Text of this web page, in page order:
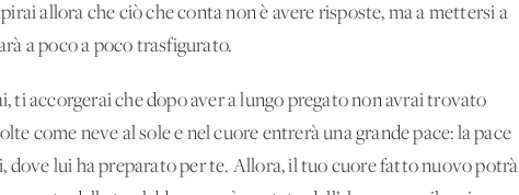
allora che ciò che conta non è avere risposte, ma a mettersi a
a poco a poco trasfigurato.
ti accorgerai che dopo aver a lungo pregato non avrai trovato
come neve al sole e nel cuore entrerà una grande pace: la pace
dove lui ha preparato per te. Allora, il tuo cuore fatto nuovo potrà